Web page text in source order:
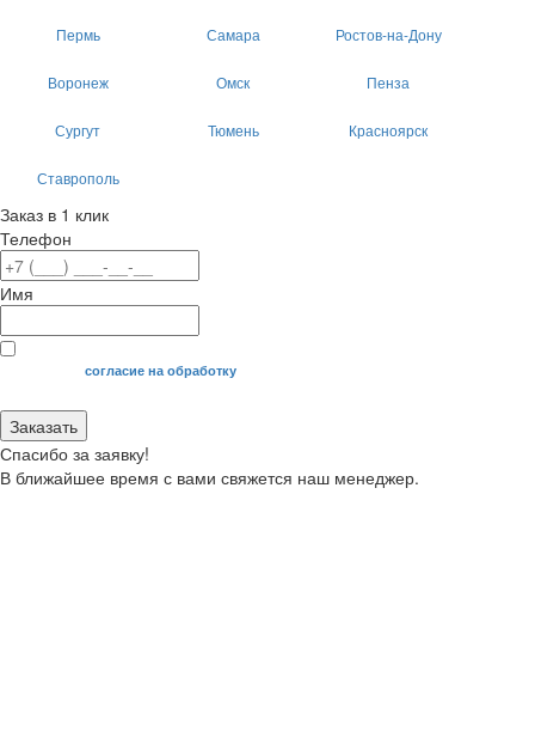
Пермь Самара Ростов-на-Дону
Воронеж Омск Пенза
Сургут Тюмень Красноярск
Ставрополь
Заказ в 1 клик
Телефон
Имя
Я даю своесогласие на обработку
Заказать
Спасибо за заявку!
В ближайшее время с вами свяжется наш менеджер.